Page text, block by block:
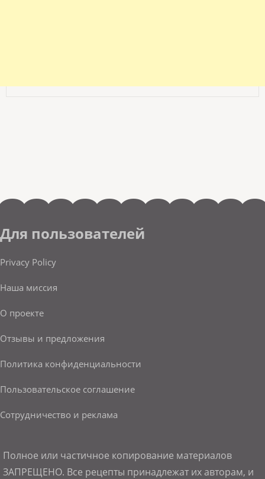
Для пользователей
Privacy Policy
Наша миссия
О проекте
Отзывы и предложения
Политика конфиденциальности
Пользовательское соглашение
Сотрудничество и реклама
Полное или частичное копирование материалов
ЗАПРЕЩЕНО. Все рецепты принадлежат их авторам, и